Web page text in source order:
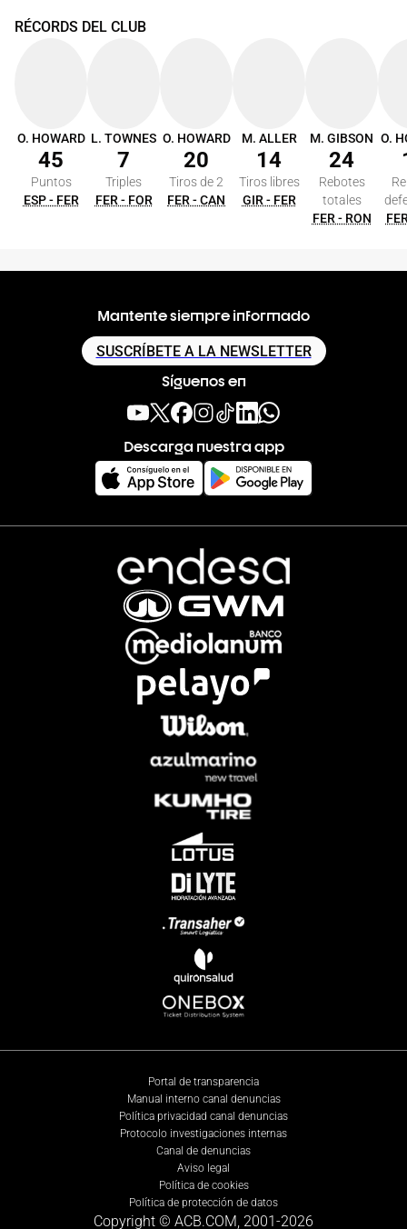
RÉCORDS DEL CLUB
O. HOWARD
45
Puntos
ESP - FER
L. TOWNES
7
Triples
FER - FOR
O. HOWARD
20
Tiros de 2
FER - CAN
M. ALLER
14
Tiros libres
GIR - FER
M. GIBSON
24
Rebotes
totales
FER - RON
O.
Mantente siempre informado
SUSCRÍBETE A LA NEWSLETTER
Síguenos en
Descarga nuestra app
Portal de transparencia
Manual interno canal denuncias
Política privacidad canal denuncias
Protocolo investigaciones internas
Canal de denuncias
Aviso legal
Política de cookies
Política de protección de datos
Copyright © ACB.COM, 2001-2026